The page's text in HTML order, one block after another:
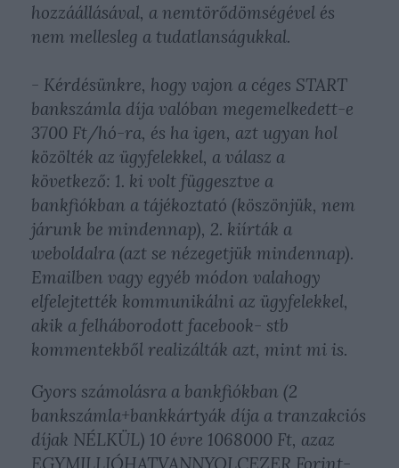
hozzáállásával, a nemtörődömségével és
nem mellesleg a tudatlanságukkal.
- Kérdésünkre, hogy vajon a céges START
bankszámla díja valóban megemelkedett-e
3700 Ft/hó-ra, és ha igen, azt ugyan hol
közölték az ügyfelekkel, a válasz a
következő: 1. ki volt függesztve a
bankfiókban a tájékoztató (köszönjük, nem
járunk be mindennap), 2. kiírták a
weboldalra (azt se nézegetjük mindennap).
Emailben vagy egyéb módon valahogy
elfelejtették kommunikálni az ügyfelekkel,
akik a felháborodott facebook- stb
kommentekből realizálták azt, mint mi is.
Gyors számolásra a bankfiókban (2
bankszámla+bankkártyák díja a tranzakciós
díjak NÉLKÜL) 10 évre 1068000 Ft, azaz
EGYMILLIÓHATVANNYOLCEZER Forint-